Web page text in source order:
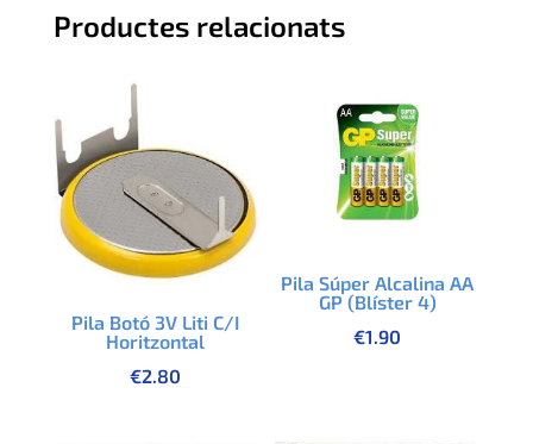
Productes relacionats
Pila Botó 3V Liti C/I
Horitzontal
€2.80
Pila Súper Alcalina AA
GP (Blíster 4)
€1.90